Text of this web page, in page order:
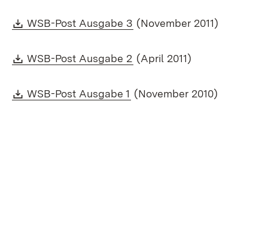
Download:
WSB-Post Ausgabe 3 (Öffnet in neuem Fenster)
(November 2011)
Download:
WSB-Post Ausgabe 2 (Öffnet in neuem Fenster)
(April 2011)
Download:
WSB-Post Ausgabe 1 (Öffnet in neuem Fenster)
(November 2010)